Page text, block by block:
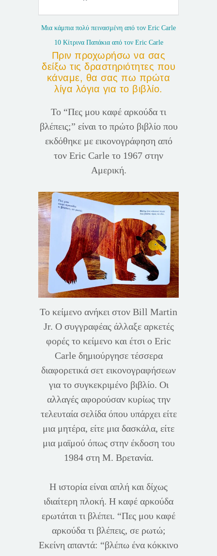
Μια κάμπια πολύ πεινασμένη από τον Eric Carle
10 Κίτρινα Παπάκια από τον Eric Carle
Πριν προχωρήσω να σας
δείξω τις δραστηριότητες που
κάναμε, θα σας πω πρώτα
λίγα λόγια για το βιβλίο.
Το “Πες μου καφέ αρκούδα τι
βλέπεις;” είναι το πρώτο βιβλίο που
εκδόθηκε με εικονογράφηση από
τον Eric Carle το 1967 στην
Αμερική.
Το κείμενο ανήκει στον Bill Martin
Jr. Ο συγγραφέας άλλαξε αρκετές
φορές το κείμενο και έτσι ο Eric
Carle δημιούργησε τέσσερα
διαφορετικά σετ εικονογραφήσεων
για το συγκεκριμένο βιβλίο. Οι
αλλαγές αφορούσαν κυρίως την
τελευταία σελίδα όπου υπάρχει είτε
μια μητέρα, είτε μια δασκάλα, είτε
μια μαϊμού όπως στην έκδοση του
1984 στη Μ. Βρετανία.
Η ιστορία είναι απλή και δίχως
ιδιαίτερη πλοκή. Η καφέ αρκούδα
ερωτάται τι βλέπει. “Πες μου καφέ
αρκούδα τι βλέπεις, σε ρωτώ;
Εκείνη απαντά: “βλέπω ένα κόκκινο